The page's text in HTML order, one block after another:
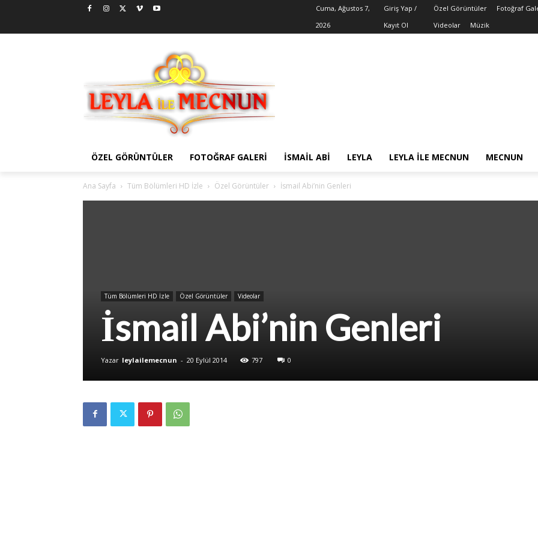
Cuma, Ağustos 7,
2026
Giriş Yap /
Kayıt Ol
Özel Görüntüler Fotoğraf
Videolar
Müzik
ÖZEL GÖRÜNTÜLER FOTOĞRAF GALERI İSMAIL ABI LEYLA LEYLA ILE MECNUN MECNUN
Ana Sayfa Tüm Bölümleri HD İzle Özel Görüntüler İsmail Abi’nin Genleri
Tüm Bölümleri HD İzle Özel Görüntüler Videolar
İsmail Abi’nin Genleri
Yazar leylailemecnun - 20 Eylül 2014 797 0